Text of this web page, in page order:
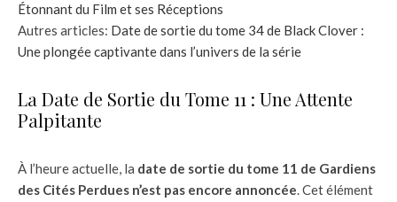
Étonnant du Film et ses Réceptions
Autres articles: Date de sortie du tome 34 de Black Clover :
Une plongée captivante dans l’univers de la série
La Date de Sortie du Tome 11 : Une Attente
Palpitante
À l’heure actuelle, la date de sortie du tome 11 de Gardiens
des Cités Perdues n’est pas encore annoncée. Cet élément